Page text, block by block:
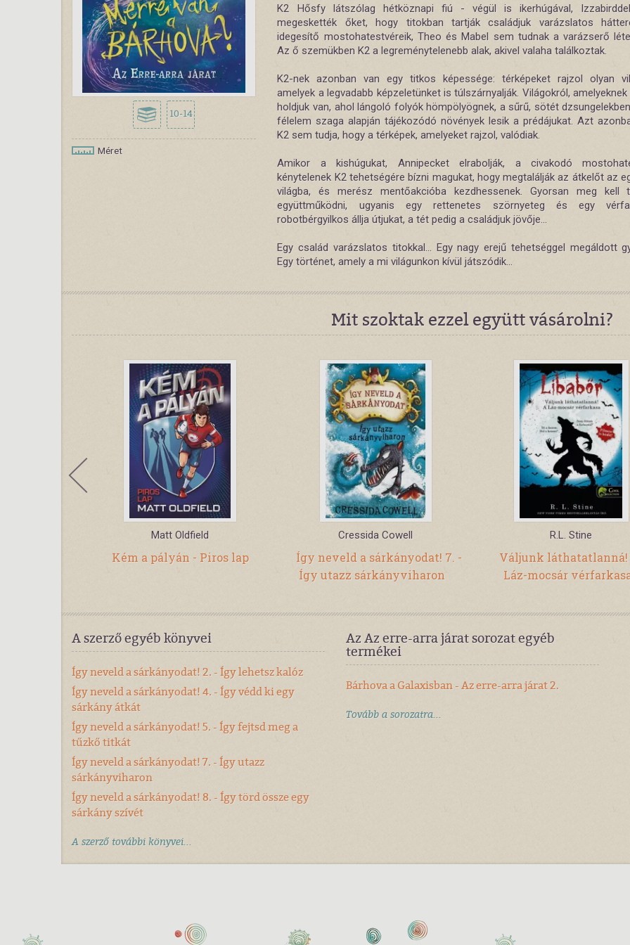
10-14
Méret
K2 Hősfy látszólag hétköznapi fiú - végül is ikerhúgával,
megeskették őket, hogy titokban tartják családjuk varázslatos
idegesítő mostohatestvéreik, Theo és Mabel sem tudnak a varázserő
Az ő szemükben K2 a legreménytelenebb alak, akivel valaha találkoztak.
K2-nek azonban van egy titkos képessége: térképeket rajzol olyan
amelyek a legvadabb képzeletünket is túlszárnyalják. Világokról,
holdjuk van, ahol lángoló folyók hömpölyögnek, a sűrű, sötét
félelem szaga alapján tájékozódó növények lesik a prédájukat. Azt
K2 sem tudja, hogy a térképek, amelyeket rajzol, valódiak.
Amikor a kishúgukat, Annipecket elrabolják, a civakodó
kénytelenek K2 tehetségére bízni magukat, hogy megtalálják az átkelőt az
világba, és merész mentőakcióba kezdhessenek. Gyorsan meg kell
együttműködni, ugyanis egy rettenetes szörnyeteg és egy
robotbérgyilkos állja útjukat, a tét pedig a családjuk jövője...
Egy család varázslatos titokkal... Egy nagy erejű tehetséggel megáldott
Egy történet, amely a mi világunkon kívül játszódik...
Mit szoktak ezzel együtt vásárolni?
Matt Oldfield
Kém a pályán - Piros lap
Cressida Cowell
Így neveld a sárkányodat! 7. -
Így utazz sárkányviharon
R.L. Stine
Váljunk láthatatlanná!
Láz-mocsár
A szerző egyéb könyvei
Így neveld a sárkányodat! 2. - Így lehetsz kalóz
Így neveld a sárkányodat! 4. - Így védd ki egy
sárkány átkát
Így neveld a sárkányodat! 5. - Így fejtsd meg a
tűzkő titkát
Így neveld a sárkányodat! 7. - Így utazz
sárkányviharon
Így neveld a sárkányodat! 8. - Így törd össze egy
sárkány szívét
A szerző további könyvei...
Az Az erre-arra járat sorozat egyéb
termékei
Bárhova a Galaxisban - Az erre-arra járat 2.
Tovább a sorozatra...